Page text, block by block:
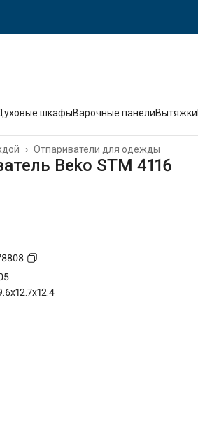
шкафыВарочные панелиВытяжки
Отпариватели для одежды
›
Beko STM 4116
~50-60Гц В/Гц
м